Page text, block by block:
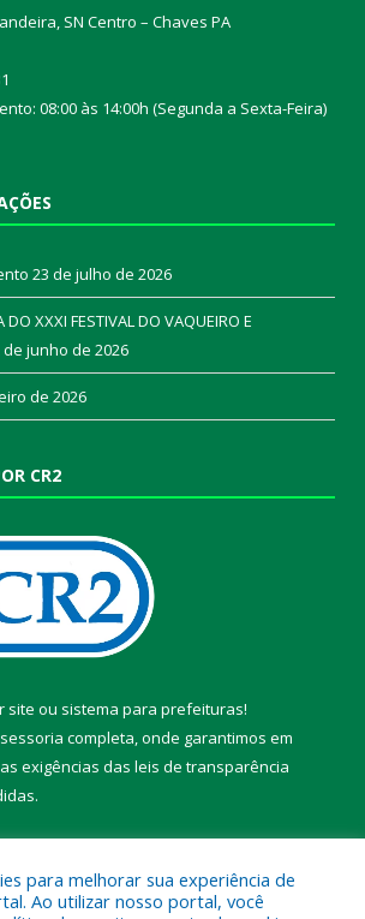
SN Centro – Chaves PA
08:00 às 14:00h (Segunda a Sexta-Feira)
23 de julho de 2026
DO XXXI FESTIVAL DO VAQUEIRO E
de junho de 2026
de 2026
CR2
site ou sistema para prefeituras!
completa, onde garantimos em
exigências das leis de transparência
para melhorar sua experiência de
Ao utilizar nosso portal, você